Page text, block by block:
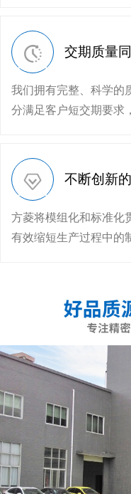
交期质量
我们拥有完整、科学的
分满足客户短交期要求
不断创新
方菱将模组化和标准化
有效缩短生产过程中的